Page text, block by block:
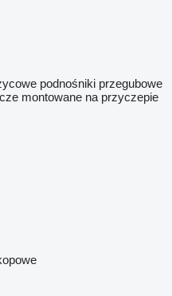
podnośniki przegubowe
montowane na przyczepie